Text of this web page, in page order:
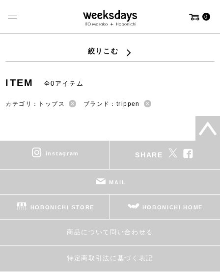
0
絞りこむ
ITEM 全0アイテム
カテゴリ：トップス ブランド：trippen
instagram SHARE
MAIL
HOBONICHI STORE HOBONICHI HOME
商品について問い合わせる
特定商取引法に基づく表記